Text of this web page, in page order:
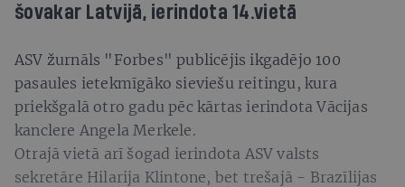
šovakar Latvijā, ierindota 14.vietā
ASV žurnāls "Forbes" publicējis ikgadējo 100
pasaules ietekmīgāko sieviešu reitingu, kura
priekšgalā otro gadu pēc kārtas ierindota Vācijas
kanclere Angela Merkele.
Otrajā vietā arī šogad ierindota ASV valsts
sekretāre Hilarija Klintone, bet trešajā - Brazīlijas